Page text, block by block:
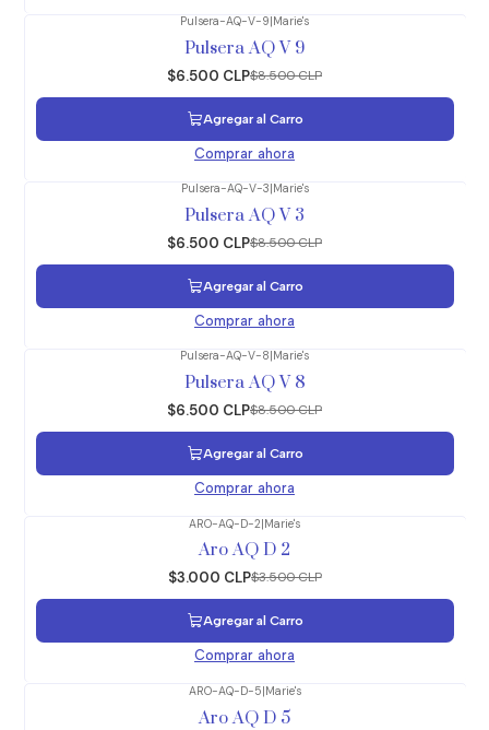
Pulsera-AQ-V-9 Marie's
Pulsera AQ V 9
$6.500 CLP$8.500 CLP
Agregar al Carro
Comprar ahora
Pulsera-AQ-V-3 Marie's
Pulsera AQ V 3
$6.500 CLP$8.500 CLP
Agregar al Carro
Comprar ahora
Pulsera-AQ-V-8 Marie's
Pulsera AQ V 8
$6.500 CLP$8.500 CLP
Agregar al Carro
Comprar ahora
ARO-AQ-D-2|Marie's
Aro AQ D 2
$3.000 CLP$3.500 CLP
Agregar al Carro
Comprar ahora
ARO-AQ-D-5|Marie's
Aro AQ D 5